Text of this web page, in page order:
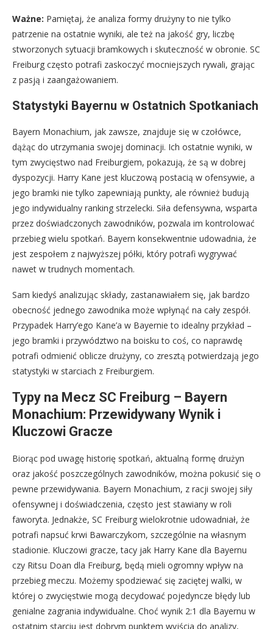
Ważne: Pamiętaj, że analiza formy drużyny to nie tylko
patrzenie na ostatnie wyniki, ale też na jakość gry, liczbę
stworzonych sytuacji bramkowych i skuteczność w obronie. SC
Freiburg często potrafi zaskoczyć mocniejszych rywali, grając
z pasją i zaangażowaniem.
Statystyki Bayernu w Ostatnich Spotkaniach
Bayern Monachium, jak zawsze, znajduje się w czołówce,
dążąc do utrzymania swojej dominacji. Ich ostatnie wyniki, w
tym zwycięstwo nad Freiburgiem, pokazują, że są w dobrej
dyspozycji. Harry Kane jest kluczową postacią w ofensywie, a
jego bramki nie tylko zapewniają punkty, ale również budują
jego indywidualny ranking strzelecki. Siła defensywna, wsparta
przez doświadczonych zawodników, pozwala im kontrolować
przebieg wielu spotkań. Bayern konsekwentnie udowadnia, że
jest zespołem z najwyższej półki, który potrafi wygrywać
nawet w trudnych momentach.
Sam kiedyś analizując składy, zastanawiałem się, jak bardzo
obecność jednego zawodnika może wpłynąć na cały zespół.
Przypadek Harry’ego Kane’a w Bayernie to idealny przykład –
jego bramki i przywództwo na boisku to coś, co naprawdę
potrafi odmienić oblicze drużyny, co zresztą potwierdzają jego
statystyki w starciach z Freiburgiem.
Typy na Mecz SC Freiburg – Bayern
Monachium: Przewidywany Wynik i
Kluczowi Gracze
Biorąc pod uwagę historię spotkań, aktualną formę drużyn
oraz jakość poszczególnych zawodników, można pokusić się o
pewne przewidywania. Bayern Monachium, z racji swojej siły
ofensywnej i doświadczenia, często jest stawiany w roli
faworyta. Jednakże, SC Freiburg wielokrotnie udowadniał, że
potrafi napsuć krwi Bawarczykom, szczególnie na własnym
stadionie. Kluczowi gracze, tacy jak Harry Kane dla Bayernu
czy Ritsu Doan dla Freiburg, będą mieli ogromny wpływ na
przebieg meczu. Możemy spodziewać się zaciętej walki, w
której o zwycięstwie mogą decydować pojedyncze błędy lub
genialne zagrania indywidualne. Choć wynik 2:1 dla Bayernu w
ostatnim starciu jest dobrym punktem wyjścia do analizy,